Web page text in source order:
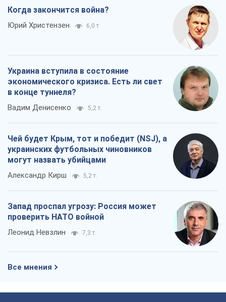
Когда закончится война?
Юрий Христензен 6,0 т.
Украина вступила в состояние
экономического кризиса. Есть ли свет
в конце туннеля?
Вадим Денисенко 5,2 т.
Чей будет Крым, тот и победит (NSJ), а
украинских футбольных чиновников
могут назвать убийцами
Александр Кирш 5,2 т.
Запад проспал угрозу: Россия может
проверить НАТО войной
Леонид Невзлин 7,3 т.
Все мнения